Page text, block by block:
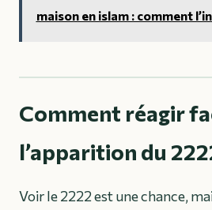
maison en islam : comment
Comment réagir
l’apparition du
Voir le 2222 est une chance,